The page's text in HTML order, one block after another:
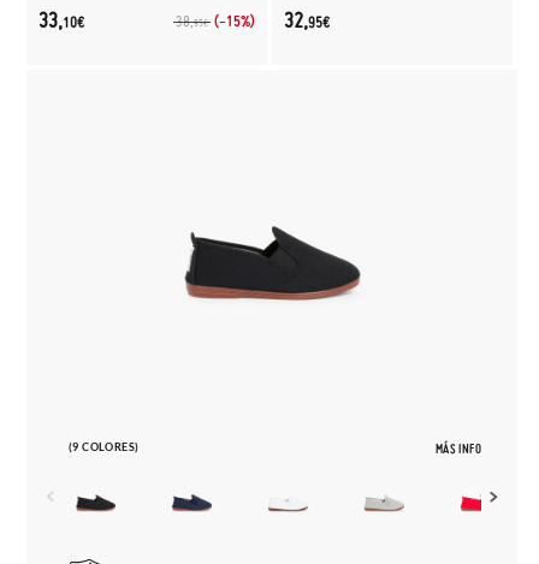
38,95€ (-15%)
33,10€ 32,95€
(9 COLORES) MÁS INFO